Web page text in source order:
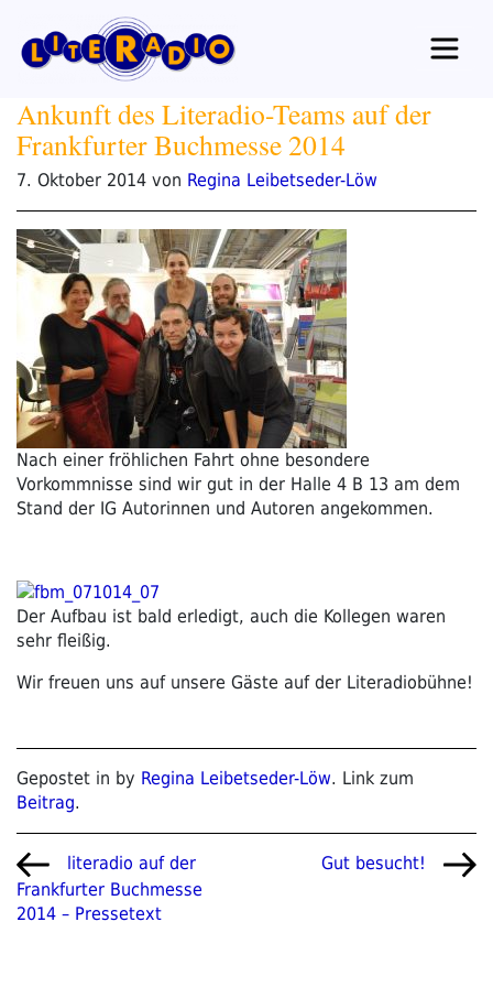
Inhalt
springen
Ankunft des Literadio-Teams auf der
Frankfurter Buchmesse 2014
7. Oktober 2014Veröffentlicht
von Regina Leibetseder-Löw
Nach einer fröhlichen Fahrt ohne besondere
Vorkommnisse sind wir gut in der Halle 4 B 13 am dem
Stand der IG Autorinnen und Autoren angekommen.
Der Aufbau ist bald erledigt, auch die Kollegen waren
sehr fleißig.
Wir freuen uns auf unsere Gäste auf der Literadiobühne!
Gepostet in by Regina Leibetseder-Löw. Link zum
Beitrag.
Beitragsnavigation
Vorheriger
Beitrag
literadio auf der
Frankfurter Buchmesse
2014 – Pressetext
Nächster
Gut besucht!